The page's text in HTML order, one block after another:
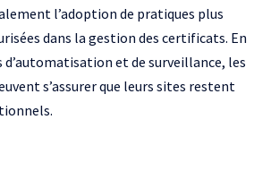
l’adoption de pratiques plus
dans la gestion des certificats. En
et de surveillance, les
s’assurer que leurs sites restent